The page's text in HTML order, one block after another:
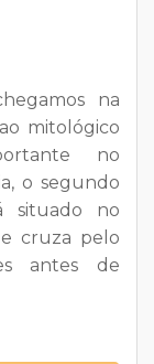
na
mitológico
no
o segundo
situado no
cruza pelo
antes de